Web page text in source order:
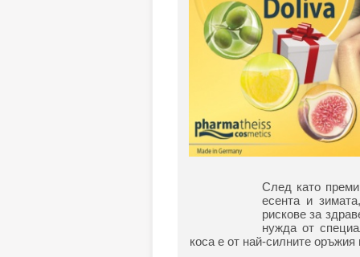
След като
есента и
рискове за
нужда от
коса е от най-силните